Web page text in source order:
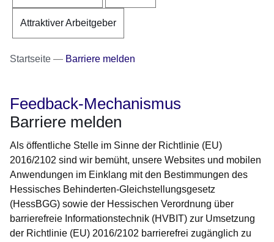
Attraktiver Arbeitgeber
Startseite Barriere melden
Feedback-Mechanismus
Barriere melden
Als öffentliche Stelle im Sinne der Richtlinie (EU)
2016/2102 sind wir bemüht, unsere Websites und mobilen
Anwendungen im Einklang mit den Bestimmungen des
Hessisches Behinderten-Gleichstellungsgesetz
(HessBGG) sowie der Hessischen Verordnung über
barrierefreie Informationstechnik (HVBIT) zur Umsetzung
der Richtlinie (EU) 2016/2102 barrierefrei zugänglich zu